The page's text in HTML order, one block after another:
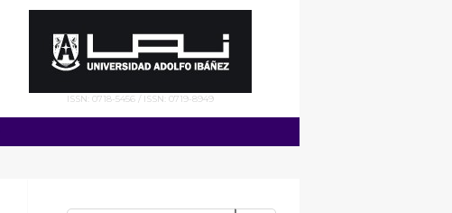
ISSN: 0718-5456 / ISSN: 0719-8949